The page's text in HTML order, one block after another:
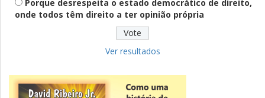
Fies: pré-selecionados têm até terça
para complementar informações
Porque desrespeita o estado democrático de direito,
onde todos têm direito a ter opinião própria
Ver resultados